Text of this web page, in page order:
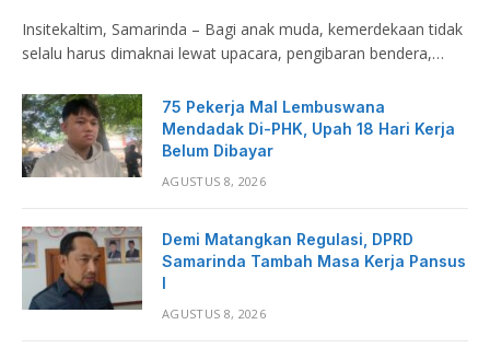
Insitekaltim, Samarinda – Bagi anak muda, kemerdekaan tidak
selalu harus dimaknai lewat upacara, pengibaran bendera,…
75 Pekerja Mal Lembuswana
Mendadak Di-PHK, Upah 18 Hari Kerja
Belum Dibayar
AGUSTUS 8, 2026
Demi Matangkan Regulasi, DPRD
Samarinda Tambah Masa Kerja Pansus
I
AGUSTUS 8, 2026